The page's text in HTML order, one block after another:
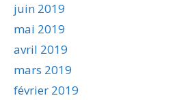
juin 2019
mai 2019
avril 2019
mars 2019
février 2019